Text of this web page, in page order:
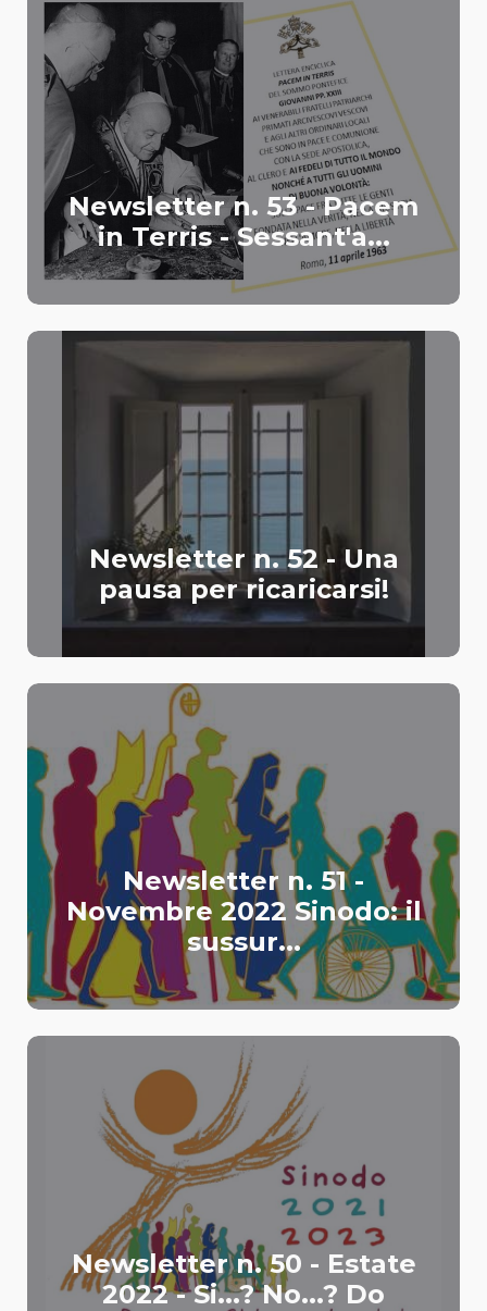
Newsletter n. 53 - Pacem
in Terris - Sessant'a...
Newsletter n. 52 - Una
pausa per ricaricarsi!
Newsletter n. 51 -
Novembre 2022 Sinodo: il
sussur...
Newsletter n. 50 - Estate
2022 - Si...? No...? Do